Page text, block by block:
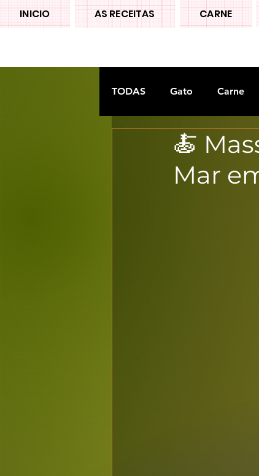
INICIO AS RECEITAS CARNE
TODAS Gato Carne
Doces tradiconais
🍝
Mar